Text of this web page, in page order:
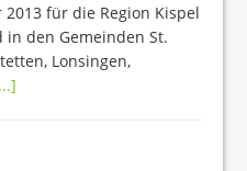
2013 für die Region Kispel
in den Gemeinden St.
Lonsingen,